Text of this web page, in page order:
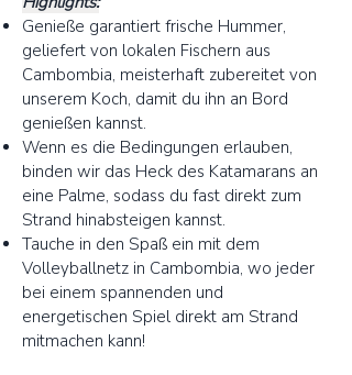
Genieße garantiert frische Hummer,
geliefert von lokalen Fischern aus
Cambombia, meisterhaft zubereitet von
unserem Koch, damit du ihn an Bord
genießen kannst.
Wenn es die Bedingungen erlauben,
binden wir das Heck des Katamarans an
eine Palme, sodass du fast direkt zum
Strand hinabsteigen kannst.
Tauche in den Spaß ein mit dem
Volleyballnetz in Cambombia, wo jeder
bei einem spannenden und
energetischen Spiel direkt am Strand
mitmachen kann!